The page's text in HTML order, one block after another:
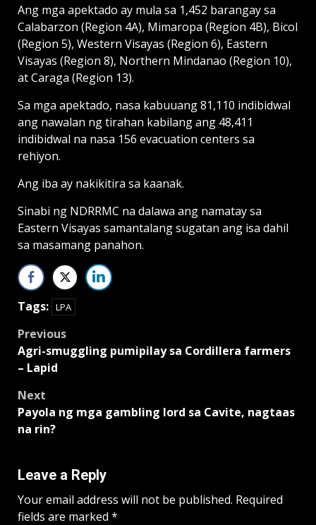
Ang mga apektado ay mula sa 1,452 barangay sa
Calabarzon (Region 4A), Mimaropa (Region 4B), Bicol
(Region 5), Western Visayas (Region 6), Eastern
Visayas (Region 8), Northern Mindanao (Region 10),
at Caraga (Region 13).
Sa mga apektado, nasa kabuuang 81,110 indibidwal
ang nawalan ng tirahan kabilang ang 48,411
indibidwal na nasa 156 evacuation centers sa
rehiyon.
Ang iba ay nakikitira sa kaanak.
Sinabi ng NDRRMC na dalawa ang namatay sa
Eastern Visayas samantalang sugatan ang isa dahil
sa masamang panahon.
Tags: LPA
Post
navigation
Previous
Agri-smuggling pumipilay sa Cordillera farmers
– Lapid
Next
Payola ng mga gambling lord sa Cavite, nagtaas
na rin?
Leave a Reply
Your email address will not be published. Required
fields are marked *